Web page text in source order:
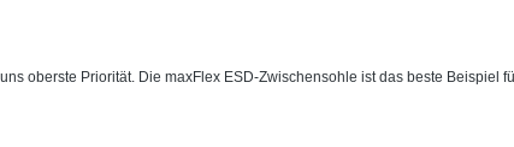
oberste Priorität. Die maxFlex ESD-Zwischensohle ist das beste